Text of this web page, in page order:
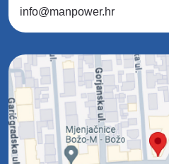
info@manpower.hr